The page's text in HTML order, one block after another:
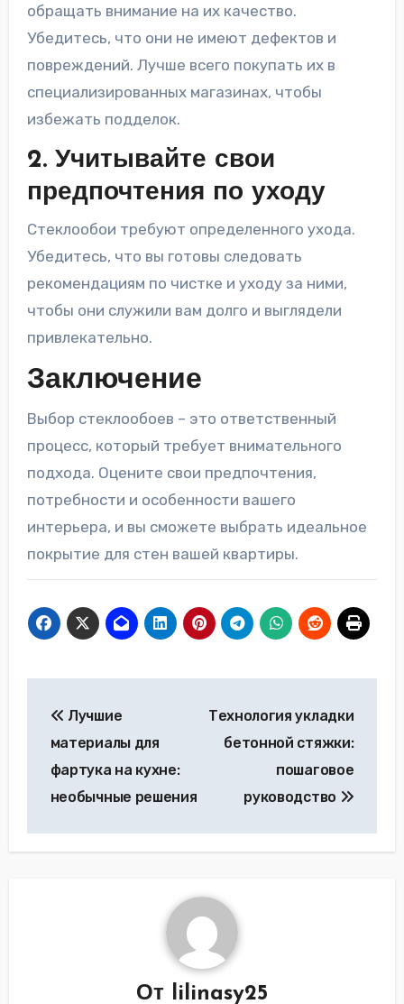
обращать внимание на их качество.
Убедитесь, что они не имеют дефектов и
повреждений. Лучше всего покупать их в
специализированных магазинах, чтобы
избежать подделок.
2. Учитывайте свои
предпочтения по уходу
Стеклообои требуют определенного ухода.
Убедитесь, что вы готовы следовать
рекомендациям по чистке и уходу за ними,
чтобы они служили вам долго и выглядели
привлекательно.
Заключение
Выбор стеклообоев – это ответственный
процесс, который требует внимательного
подхода. Оцените свои предпочтения,
потребности и особенности вашего
интерьера, и вы сможете выбрать идеальное
покрытие для стен вашей квартиры.
по
записям
Лучшие
материалы для
фартука на кухне:
необычные решения
Технология укладки
бетонной стяжки:
пошаговое
руководство
От lilinasy25